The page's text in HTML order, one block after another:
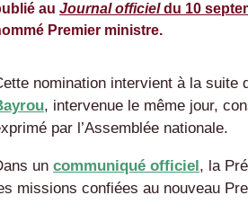
auJournal officieldu 10
Premier ministre.
nomination intervient à la suite
, intervenue le même jour,
par l’Assemblée nationale.
uncommuniqué officiel, la
missions confiées au nouveau